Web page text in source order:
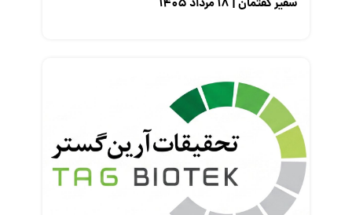
سفیر گفتمان | ۱۸ مرداد ۱۴۰۵